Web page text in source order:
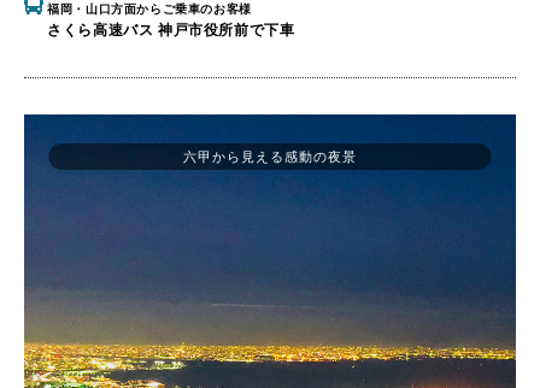
福岡・山口方面からご乗車のお客様
さくら高速バス 神戸市役所前で下車
六甲から見える感動の夜景